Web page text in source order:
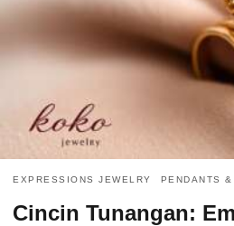
EXPRESSIONS JEWELRY PENDANTS
Cincin Tunangan: